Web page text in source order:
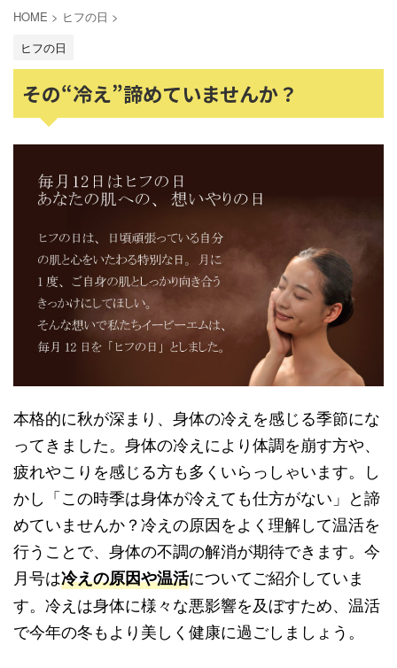
HOME > ヒフの日 >
ヒフの日
その“冷え”諦めていませんか？
本格的に秋が深まり、身体の冷えを感じる季節にな
ってきました。身体の冷えにより体調を崩す方や、
疲れやこりを感じる方も多くいらっしゃいます。し
かし「この時季は身体が冷えても仕方がない」と諦
めていませんか？冷えの原因をよく理解して温活を
行うことで、身体の不調の解消が期待できます。今
月号は冷えの原因や温活についてご紹介していま
す。冷えは身体に様々な悪影響を及ぼすため、温活
で今年の冬もより美しく健康に過ごしましょう。